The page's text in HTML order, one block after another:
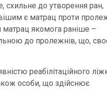
схильне до утворення ран,
є матрац проти
якомога раніше –
до пролежнів, що,
реабілітаційного
особи, що здійснює